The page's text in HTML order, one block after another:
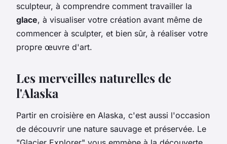
sculpteur, à comprendre comment travailler la
glace, à visualiser votre création avant même de
commencer à sculpter, et bien sûr, à réaliser votre
propre œuvre d'art.
Les merveilles naturelles de
l'Alaska
Partir en croisière en Alaska, c'est aussi l'occasion
de découvrir une nature sauvage et préservée. Le